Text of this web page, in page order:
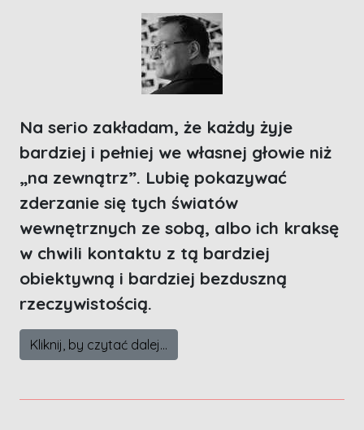
Na serio zakładam, że każdy żyje
bardziej i pełniej we własnej głowie niż
„na zewnątrz”. Lubię pokazywać
zderzanie się tych światów
wewnętrznych ze sobą, albo ich kraksę
w chwili kontaktu z tą bardziej
obiektywną i bardziej bezduszną
rzeczywistością.
Kliknij, by czytać dalej...